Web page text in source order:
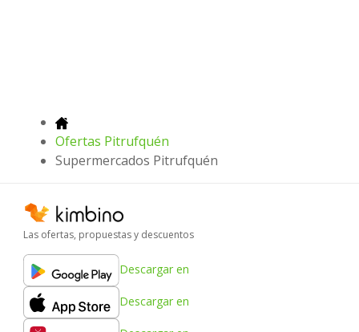
Ofertas Pitrufquén
Supermercados Pitrufquén
Las ofertas, propuestas y descuentos
Descargar en
Descargar en